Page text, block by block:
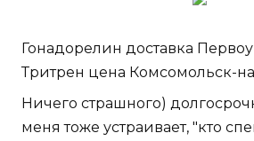
Гонадорелин доставка
Тритрен цена Комсомольск-
Ничего страшного)
меня тоже устраивает, "кто